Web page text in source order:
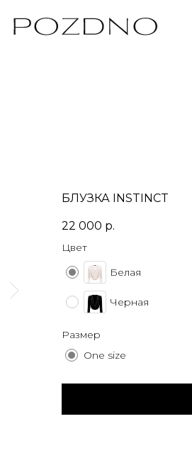
БЛУЗКА INSTINCT
22 000 р.
Цвет
Белая
Черная
Размер
One size